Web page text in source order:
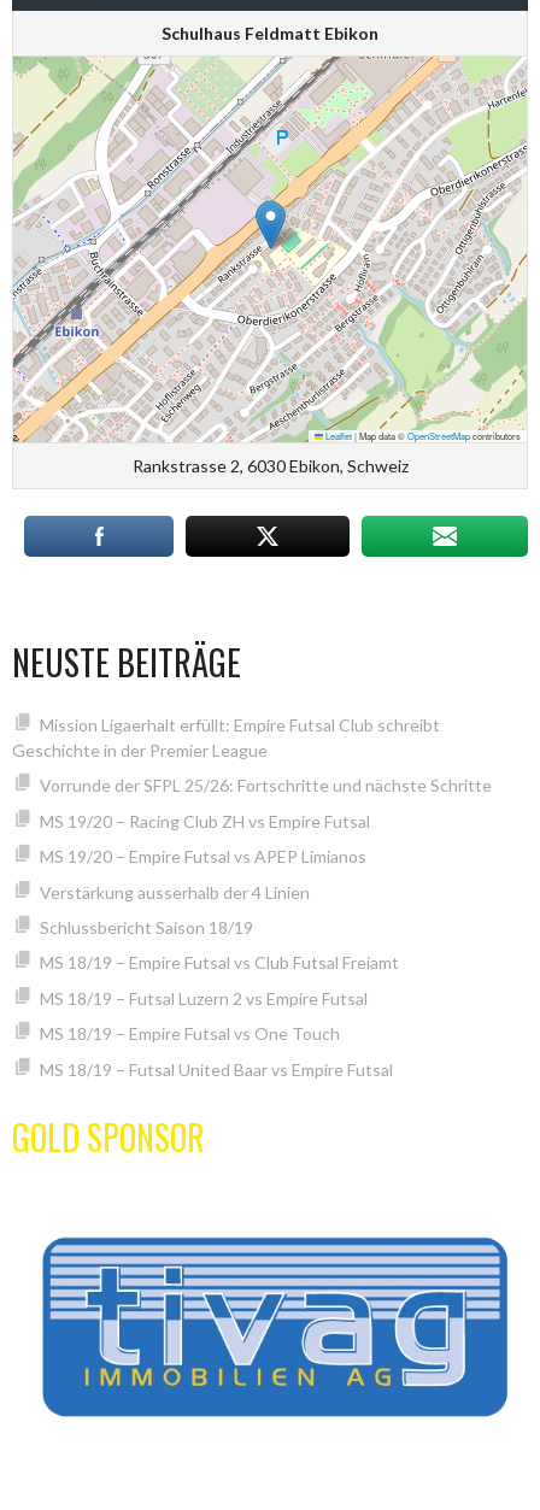
Schulhaus Feldmatt Ebikon
Leaflet|Map data ©OpenStreetMapcontributors
Rankstrasse 2, 6030 Ebikon, Schweiz
NEUSTE BEITRÄGE
Mission Ligaerhalt erfüllt: Empire Futsal Club schreibt
Geschichte in der Premier League
Vorrunde der SFPL 25/26: Fortschritte und nächste Schritte
MS 19/20 – Racing Club ZH vs Empire Futsal
MS 19/20 – Empire Futsal vs APEP Limianos
Verstärkung ausserhalb der 4 Linien
Schlussbericht Saison 18/19
MS 18/19 – Empire Futsal vs Club Futsal Freiamt
MS 18/19 – Futsal Luzern 2 vs Empire Futsal
MS 18/19 – Empire Futsal vs One Touch
MS 18/19 – Futsal United Baar vs Empire Futsal
GOLD SPONSOR